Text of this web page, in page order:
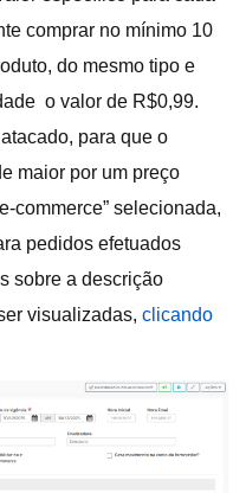
comprar no mínimo 10
do mesmo tipo e
o valor de R$0,99.
para que o
maior por um preço
commerce” selecionada,
pedidos efetuados
sobre a descrição
visualizadas, clicando